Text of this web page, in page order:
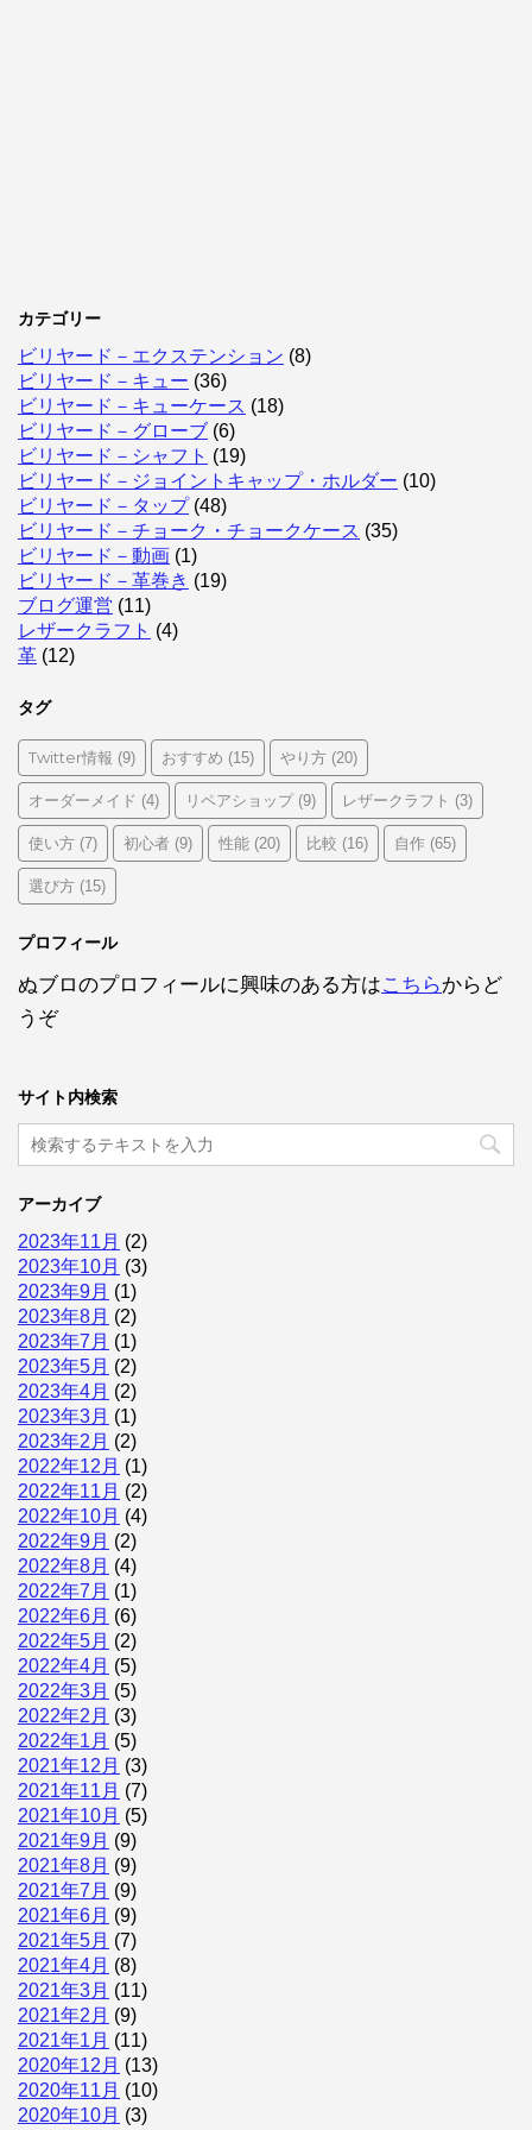
カテゴリー
ビリヤード－エクステンション (8)
ビリヤード－キュー (36)
ビリヤード－キューケース (18)
ビリヤード－グローブ (6)
ビリヤード－シャフト (19)
ビリヤード－ジョイントキャップ・ホルダー (10)
ビリヤード－タップ(48)
ビリヤード－チョーク・チョークケース (35)
ビリヤード－動画 (1)
ビリヤード－革巻き (19)
ブログ運営 (11)
レザークラフト (4)
革 (12)
タグ
Twitter情報 (9) おすすめ (15) やり方 (20)
オーダーメイド (4) リペアショップ(9) レザークラフト (3)
使い方 (7) 初心者 (9) 性能 (20) 比較 (16) 自作 (65)
選び方 (15)
プロフィール
ぬブロのプロフィールに興味のある方はこちらからど
うぞ
サイト内検索
アーカイブ
2023年11月 (2)
2023年10月 (3)
2023年9月 (1)
2023年8月 (2)
2023年7月 (1)
2023年5月 (2)
2023年4月 (2)
2023年3月 (1)
2023年2月 (2)
2022年12月 (1)
2022年11月 (2)
2022年10月 (4)
2022年9月 (2)
2022年8月 (4)
2022年7月 (1)
2022年6月 (6)
2022年5月 (2)
2022年4月 (5)
2022年3月 (5)
2022年2月 (3)
2022年1月 (5)
2021年12月 (3)
2021年11月 (7)
2021年10月 (5)
2021年9月 (9)
2021年8月 (9)
2021年7月 (9)
2021年6月 (9)
2021年5月 (7)
2021年4月 (8)
2021年3月 (11)
2021年2月 (9)
2021年1月 (11)
2020年12月 (13)
2020年11月 (10)
2020年10月 (3)